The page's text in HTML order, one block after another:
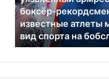
боксёр-
рекордсмен:
как
известные
атлеты
боксёр-
известные атлеты
вид спорта на